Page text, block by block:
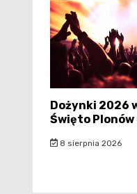
Dożynki 2026
Święto Plonów
8 sierpnia 2026